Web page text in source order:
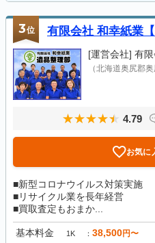
3位 有限会社 和幸紙業【
[運営会社] 有
（北海道奥尻郡
4.79
お気に
■新型コロナウイルス対策実施
■リサイクル業を長年経営
■買取査定もおまか...
基本料金 1K 38,500円〜